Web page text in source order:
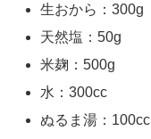
生おから：300g
天然塩：50g
米麹：500g
水：300cc
ぬるま湯：100cc